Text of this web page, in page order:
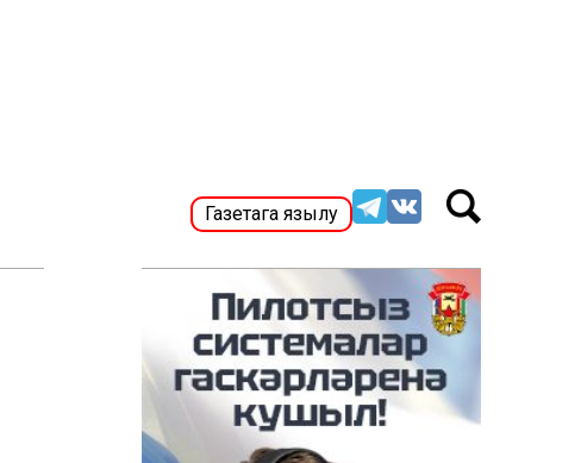
Газетага язылу